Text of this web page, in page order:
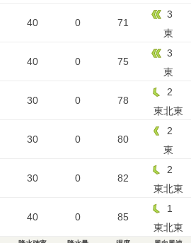
40 0 71
3
東
40 0 75
3
東
30 0 78
2
東北東
30 0 80
2
東
30 0 82
2
東北東
40 0 85
1
東北東